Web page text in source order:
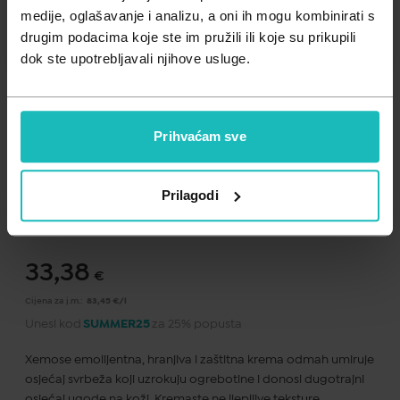
medije, oglašavanje i analizu, a oni ih mogu kombinirati s
drugim podacima koje ste im pružili ili koje su prikupili
dok ste upotrebljavali njihove usluge.
Prihvaćam sve
Prilagodi
Zdravlje muškarca
Zdravlje žene
Minerali
Probiotici i prebiotici
Važna obavijest prema Zakonu o zaštiti potrošača..
33,38 €
Cijena za j.m.: 83,45 €/l
Unesi kod SUMMER25 za 25% popusta
Xemose emolijentna, hranjiva i zaštitna krema odmah umiruje
osjećaj svrbeža koji uzrokuju ogrebotine i donosi dugotrajni